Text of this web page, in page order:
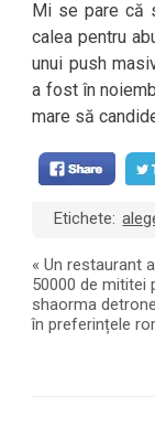
Mi se pare că
calea pentru
unui push
a fost în
mare să
Etichete:
«Un restaurant
50000 de mititei
shaorma
în preferințele